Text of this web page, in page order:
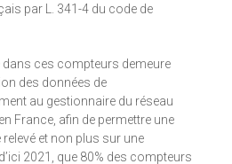
par L. 341-4 du code de
dans ces compteurs demeure
des données de
au gestionnaire du réseau
France, afin de permettre une
et non plus sur une
2021, que 80% des compteurs